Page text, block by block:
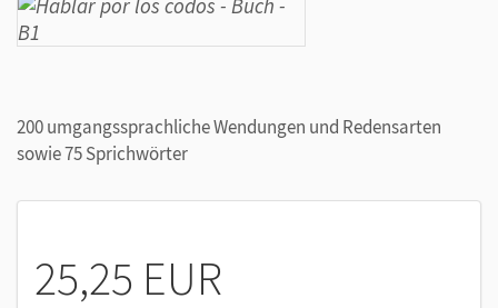
200 umgangssprachliche Wendungen und Redensarten
sowie 75 Sprichwörter
25,25 EUR